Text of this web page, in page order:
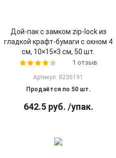
Дой-пак с замком zip-lock из
гладкой крафт-бумаги с окном 4
см, 10×15×3 cм, 50 шт.
1 отзыв
Артикул: 8236191
Продаётся по 50 шт.
642.5 руб. /упак.